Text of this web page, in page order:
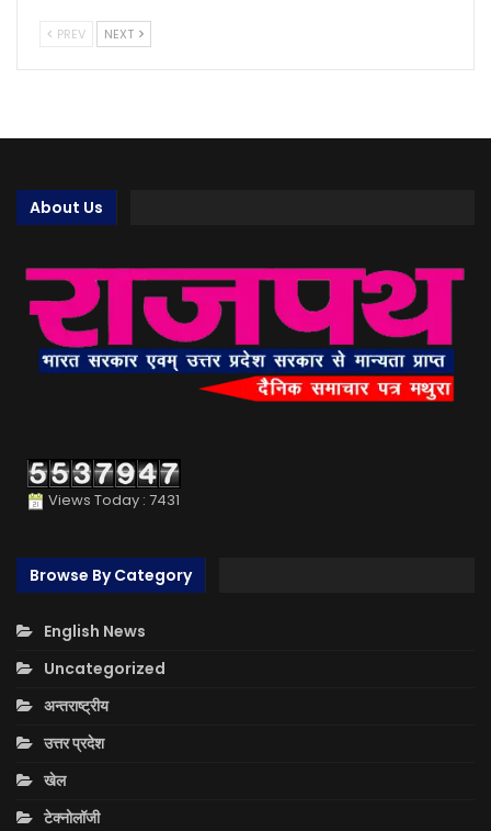
PREV NEXT
About Us
Views Today : 7431
Browse By Category
English News
Uncategorized
अन्तराष्ट्रीय
उत्तर प्रदेश
खेल
टेक्नोलॉजी